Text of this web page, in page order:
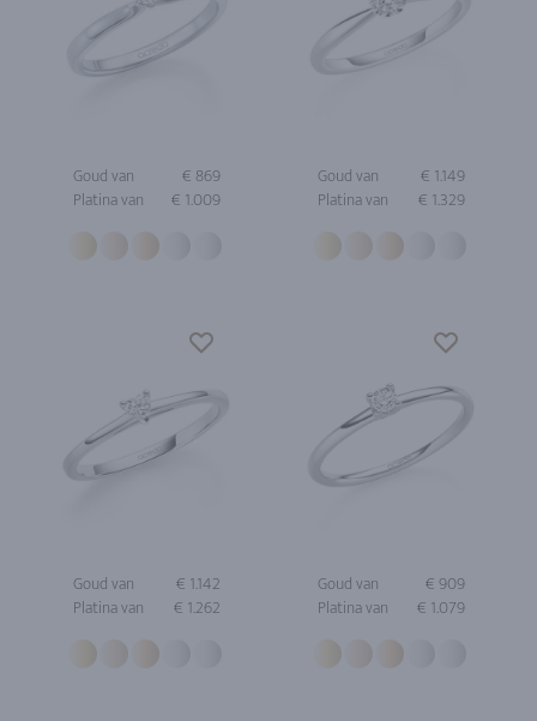
Goud van
€ 869
Platina van
€ 1.009
Goud van
€ 1.149
Platina van
€ 1.329
Goud van
€ 1.142
Platina van
€ 1.262
Goud van
€ 909
Platina van
€ 1.079